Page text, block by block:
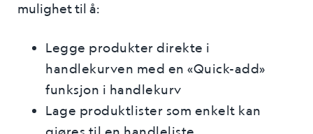
mulighet til å:
Legge produkter direkte i
handlekurven med en «Quick-add»
funksjon i handlekurv
Lage produktlister som enkelt kan